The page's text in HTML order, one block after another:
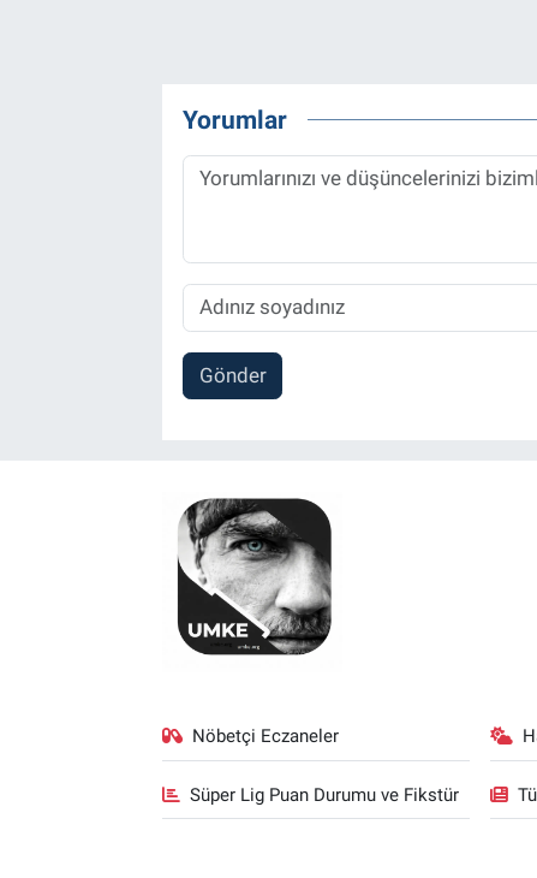
Yorumlar
Gönder
Nöbetçi Eczaneler
Süper Lig Puan Durumu ve Fikstür